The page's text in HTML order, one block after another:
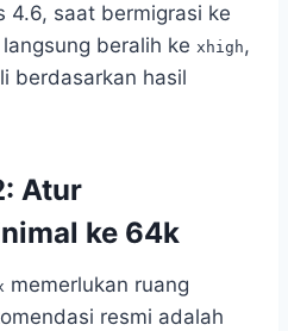
4.6, saat bermigrasi ke
beralih ke xhigh,
berdasarkan hasil
Atur
ke 64k
memerlukan ruang
resmi adalah